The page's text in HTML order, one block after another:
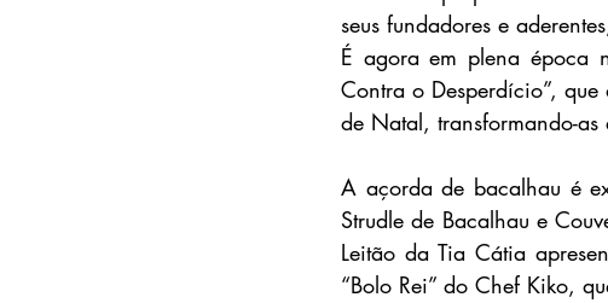
seus fundadores e
É agora em plena época
Contra o Desperdício”,
de Natal, transformando-
A açorda de bacalhau é
Strudle de Bacalhau e
Leitão da Tia Cátia
“Bolo Rei” do Chef Kiko,